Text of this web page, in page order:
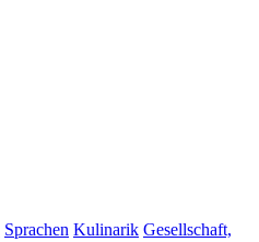
Sprachen Kulinarik Gesellschaft,